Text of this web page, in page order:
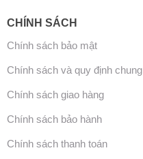
CHÍNH SÁCH
Chính sách bảo mật
Chính sách và quy định chung
Chính sách giao hàng
Chính sách bảo hành
Chính sách thanh toán